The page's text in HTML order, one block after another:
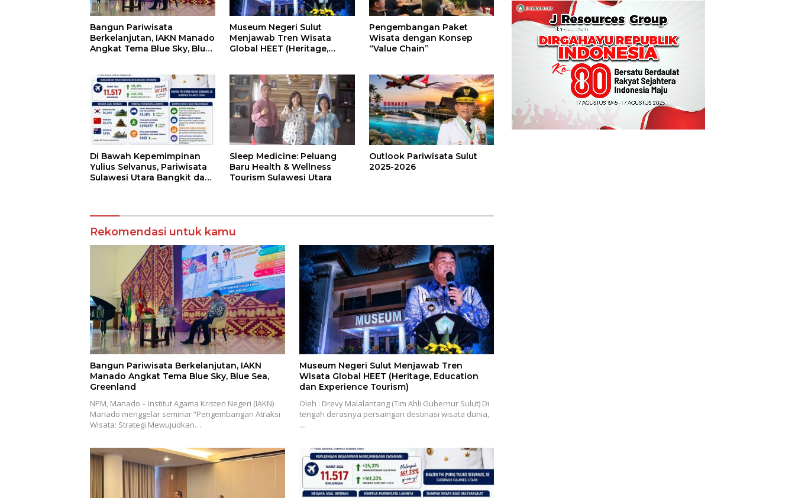
Bangun Pariwisata
Berkelanjutan, IAKN Manado
Angkat Tema Blue Sky, Blue
Museum Negeri Sulut
Menjawab Tren Wisata
Global HEET (Heritage,
Pengembangan Paket
Wisata dengan Konsep
“Value Chain”
Di Bawah Kepemimpinan
Yulius Selvanus, Pariwisata
Sulawesi Utara Bangkit dan
Sleep Medicine: Peluang
Baru Health & Wellness
Tourism Sulawesi Utara
Outlook Pariwisata Sulut
2025-2026
Rekomendasi untuk kamu
Bangun Pariwisata Berkelanjutan, IAKN
Manado Angkat Tema Blue Sky, Blue Sea,
Greenland
NPM, Manado – Institut Agama Kristen Negeri (IAKN)
Manado menggelar seminar “Pengembangan Atraksi
Wisata: Strategi Mewujudkan…
Museum Negeri Sulut Menjawab Tren
Wisata Global HEET (Heritage, Education
dan Experience Tourism)
Oleh : Drevy Malalantang (Tim Ahli Gubernur Sulut) Di
tengah derasnya persaingan destinasi wisata dunia,
…
Piala Wali Kota
Manado